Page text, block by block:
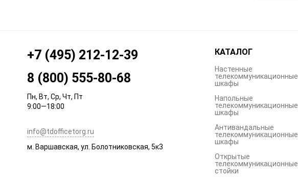
+7 (495) 212-12-39
8 (800) 555-80-68
Пн, Вт, Ср, Чт, Пт
9:00—18:00
info@tdofficetorg.ru
м. Варшавская, ул. Болотниковская, 5к3
КАТАЛОГ
Настенные
телекоммуникационные
шкафы
Напольные
телекоммуникационные
шкафы
Антивандальные
телекоммуникационные
шкафы
Открытые
телекоммуникационные
стойки